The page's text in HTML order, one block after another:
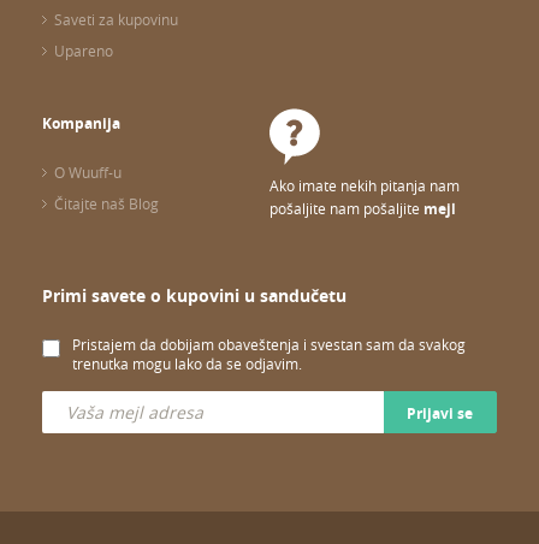
Saveti za kupovinu
Upareno
Kompanija
O Wuuff-u
Čitajte naš Blog
Ako imate nekih pitanja nam
pošaljite nam pošaljite mejl
Primi savete o kupovini u sandučetu
Pristajem da dobijam obaveštenja i svestan sam da svakog
trenutka mogu lako da se odjavim.
Prijavi se